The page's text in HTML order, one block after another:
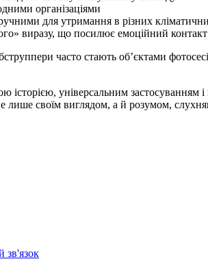
організаціями
для утримання в різних
виразу, що посилює емоційний
часто стають об’єктами
універсальним
лише своїм виглядом, а й розумом,
зв'язок